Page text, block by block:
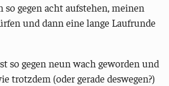
gegen acht aufstehen, meinen
und dann eine lange Laufrunde
so gegen neun wach geworden und
trotzdem (oder gerade deswegen?)